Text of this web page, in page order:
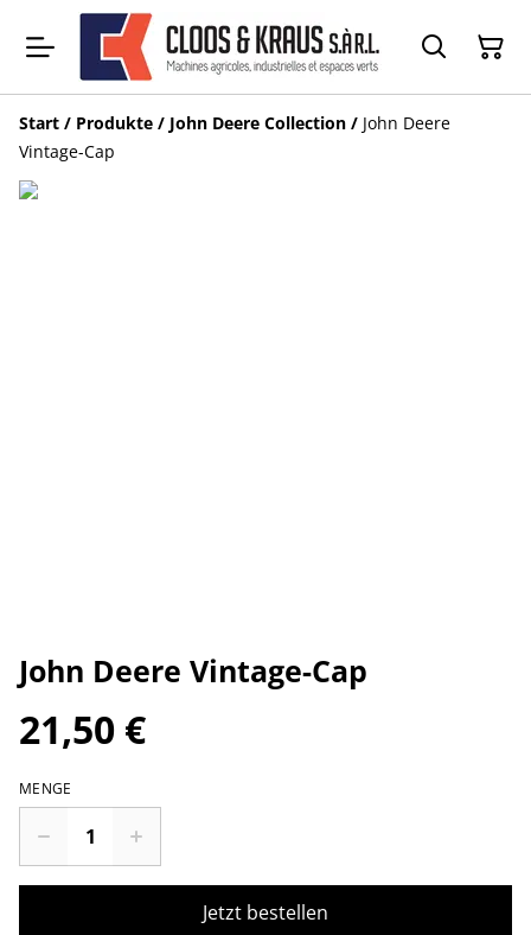
Start / Produkte / John Deere Collection / John Deere
Vintage-Cap
John Deere Vintage-Cap
21,50 €
MENGE
Jetzt bestellen